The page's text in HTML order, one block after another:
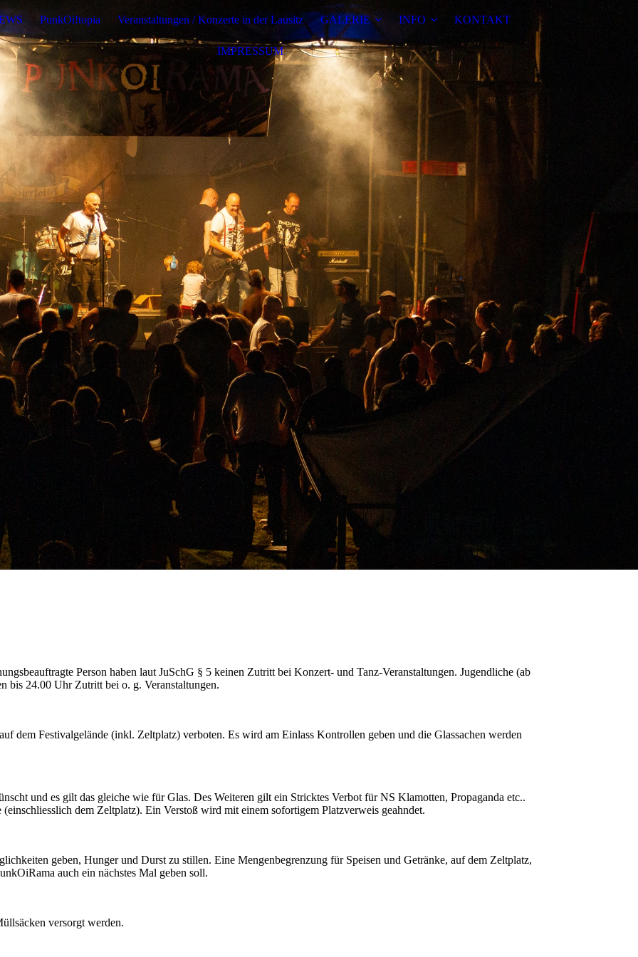
PunkOi!topia Veranstaltungen / Konzerte in der Lausitz GALERIE INFO KONTAKT
IMPRESSUM
Person haben laut JuSchG § 5 keinen Zutritt bei Konzert- und Tanz-Veranstaltungen. Jugendliche (ab
bis 24.00 Uhr Zutritt bei o. g. Veranstaltungen.
dem Festivalgelände (inkl. Zeltplatz) verboten. Es wird am Einlass Kontrollen geben und die Glassachen werden
und es gilt das gleiche wie für Glas. Des Weiteren gilt ein Stricktes Verbot für NS Klamotten, Propaganda etc..
dem Zeltplatz). Ein Verstoß wird mit einem sofortigem Platzverweis geahndet.
geben, Hunger und Durst zu stillen. Eine Mengenbegrenzung für Speisen und Getränke, auf dem Zeltplatz,
auch ein nächstes Mal geben soll.
versorgt werden.